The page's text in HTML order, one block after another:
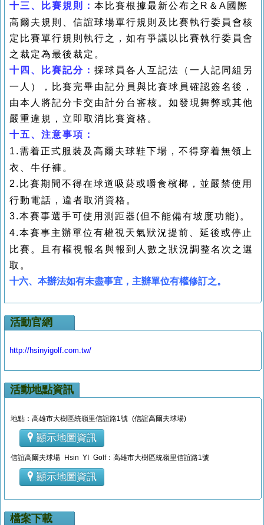
十三、
比賽規則： 本比賽根據最新公布之 R ＆ A國際
高爾夫規則、信誼球場單行規則及比賽執行委員會核
定比賽單行規則執行之，如有爭議以比賽執行委員會
之裁定為最後裁定。
十四、
比賽記分： 採球員各人互記法（一人記同組另
一人），比賽完畢由記分員與比賽球員確認簽名後，
由本人將記分卡交由計分台審核。如發現舞弊或其他
嚴重違規，立即取消比賽資格。
十五、 注意事項：
1. 需着正式服裝及高爾夫球鞋下場，不得穿着無領上
衣、牛仔褲。
2. 比賽期間不得在球道吸菸或嚼食檳榔，並嚴禁使用
行動電話，違者取消資格。
3.本賽事選手可使用測距器 (但不能備有坡度功能) 。
4.本賽事主辦單位有權視天氣狀況提前、延後或停止
比賽。且有權視報名與報到人數之狀況調整名次之選
取。
十六、本辦法如有未盡事宜，主辦單位有權修訂之。
活動官網
http://hsinyigolf.com.tw/
活動地點資訊
地點：高雄市大樹區統嶺里信誼路1號 (信誼高爾夫球場)
顯示地圖資訊
信誼高爾夫球場 Hsin YI Golf：高雄市大樹區統嶺里信誼路1號
顯示地圖資訊
檔案下載